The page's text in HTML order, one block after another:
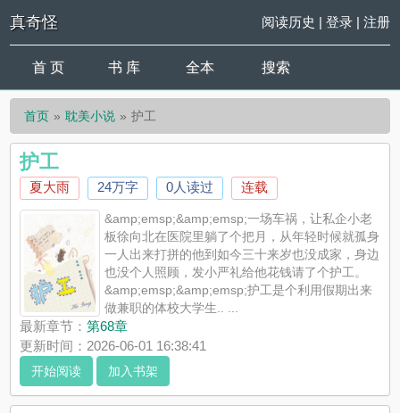
真奇怪 阅读历史 | 登录| 注册
首 页 书 库 全本 搜索
首页 耽美小说 护工
护工
夏大雨 24万字 0人读过 连载
&amp;emsp;&amp;emsp;一场车祸，让私企小老
板徐向北在医院里躺了个把月，从年轻时候就孤身
一人出来打拼的他到如今三十来岁也没成家，身边
也没个人照顾，发小严礼给他花钱请了个护工。
&amp;emsp;&amp;emsp;护工是个利用假期出来
做兼职的体校大学生.. ...
《护工》是夏大雨精心创作的耽美小说，真奇怪实时更新护工最
新章节并且提供无弹窗阅读，书友所发表的护工评论，并不代表
真奇怪赞同或者支持护工读者的观点。
最新章节：第68章
更新时间：2026-06-01 16:38:41
开始阅读 加入书架